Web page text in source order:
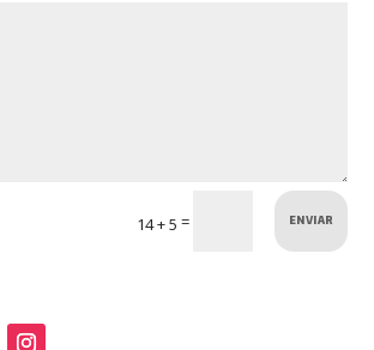
14 + 5 = ENVIAR